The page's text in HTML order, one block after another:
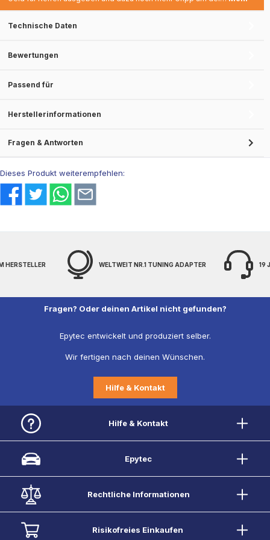
Technische Daten
Bewertungen
Passend für
Herstellerinformationen
Fragen & Antworten
Dieses Produkt weiterempfehlen:
HERSTELLER WELTWEIT NR.1 TUNING ADAPTER 19
Fragen? Oder deinen Artikel nicht gefunden?
Epytec entwickelt und produziert selber.
Wir fertigen nach deinen Wünschen.
Hilfe & Kontakt
Hilfe & Kontakt
Epytec
Rechtliche Informationen
Risikofreies Einkaufen